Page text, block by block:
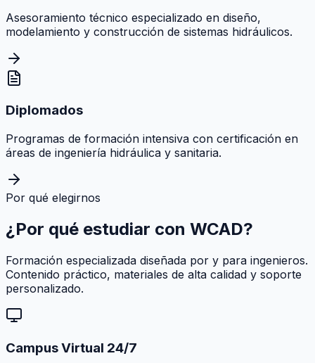
Asesoramiento técnico especializado en diseño,
modelamiento y construcción de sistemas hidráulicos.
Diplomados
Programas de formación intensiva con certificación en
áreas de ingeniería hidráulica y sanitaria.
Por qué elegirnos
¿Por qué estudiar con WCAD?
Formación especializada diseñada por y para ingenieros.
Contenido práctico, materiales de alta calidad y soporte
personalizado.
Campus Virtual 24/7